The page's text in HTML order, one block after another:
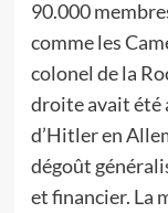
90.000
comme les
colonel de la
droite avait été
d’Hitler en
dégoût
et financier. La